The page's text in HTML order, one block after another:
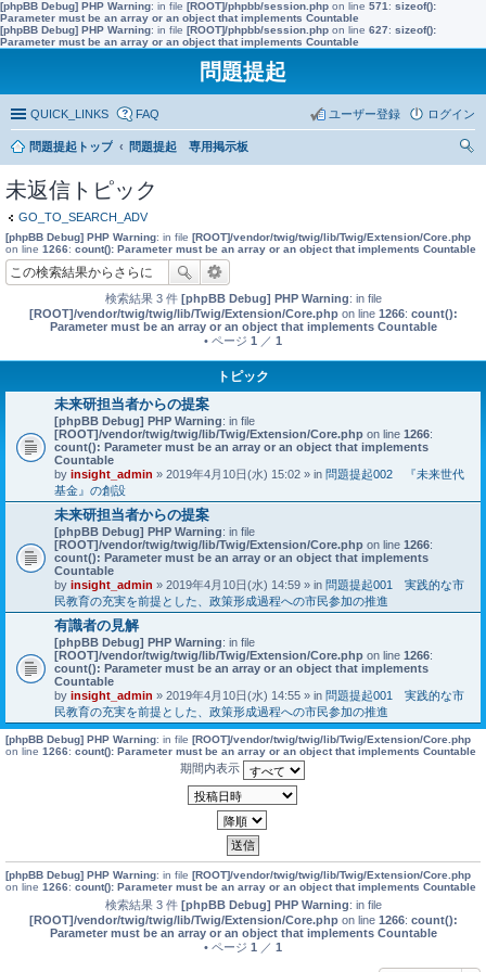
[phpBB Debug] PHP Warning: in file [ROOT]/phpbb/session.php on line 571 : sizeof():
Parameter must be an array or an object that implements Countable
[phpBB Debug] PHP Warning: in file [ROOT]/phpbb/session.php on line 627: sizeof():
Parameter must be an array or an object that implements Countable
問題提起
QUICK_LINKS FAQ ログイン
ユーザー登録
問題提起トップ
問題提起 専用掲示板
未返信トピック
GO_TO_SEARCH_ADV
[phpBB Debug] PHP Warning: in file [ROOT]/vendor/twig/twig/lib/Twig/Extension/Core.php
on line 1266: count(): Parameter must be an array or an object that implements Countable
検索結果 3 件 [phpBB Debug] PHP Warning: in file
[ROOT]/vendor/twig/twig/lib/Twig/Extension/Core.phpon line 1266: count():
Parameter must be an array or an object that implements Countable
• ページ 1 ／ 1
トピック
未来研担当者からの提案
[phpBB Debug] PHP Warning: in file
[ROOT]/vendor/twig/twig/lib/Twig/Extension/Core.php on line 1266:
count(): Parameter must be an array or an object that implements
Countable
by insight_admin » 2019年4月10日(水) 15:02 » in 問題提起002 『未来世代
基金』の創設
未来研担当者からの提案
[phpBB Debug] PHP Warning: in file
[ROOT]/vendor/twig/twig/lib/Twig/Extension/Core.php on line 1266:
count(): Parameter must be an array or an object that implements
Countable
by insight_admin » 2019年4月10日(水) 14:59 » in 問題提起001 実践的な市
民教育の充実を前提とした、政策形成過程への市民参加の推進
有識者の見解
[phpBB Debug] PHP Warning: in file
[ROOT]/vendor/twig/twig/lib/Twig/Extension/Core.php on line 1266:
count(): Parameter must be an array or an object that implements
Countable
by insight_admin » 2019年4月10日(水) 14:55 » in 問題提起001 実践的な市
民教育の充実を前提とした、政策形成過程への市民参加の推進
[phpBB Debug] PHP Warning: in file [ROOT]/vendor/twig/twig/lib/Twig/Extension/Core.php
on line 1266: count(): Parameter must be an array or an object that implements Countable
期間内表示
[phpBB Debug] PHP Warning: in file [ROOT]/vendor/twig/twig/lib/Twig/Extension/Core.php
on line 1266: count(): Parameter must be an array or an object that implements Countable
検索結果 3 件 [phpBB Debug] PHP Warning: in file
[ROOT]/vendor/twig/twig/lib/Twig/Extension/Core.phpon line 1266: count():
Parameter must be an array or an object that implements Countable
• ページ 1 ／ 1